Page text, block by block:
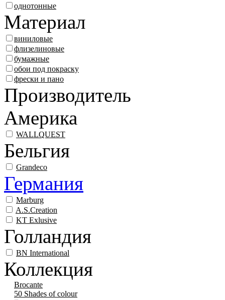
однотонные
Материал
виниловые
флизелиновые
бумажные
обои под покраску
фрески и пано
Производитель
Америка
WALLQUEST
Бельгия
Grandeco
Германия
Marburg
A.S.Creation
KT Exlusive
Голландия
BN International
Коллекция
Brocante
50 Shades of colour